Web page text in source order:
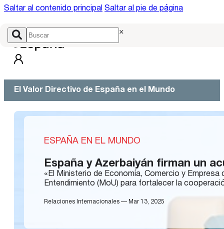
Saltar al contenido principal Saltar al pie de página
×
El Valor Directivo de España en el Mundo
ESPAÑA EN EL MUNDO
España y Azerbaiyán firman un
«El Ministerio de Economía, Comercio y
Entendimiento (MoU) para fortalecer la
Relaciones Internacionales — Mar 13, 2025